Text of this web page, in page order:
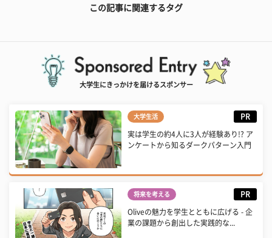
この記事に関連するタグ
大学生にきっかけを届けるスポンサー
大学生活 PR
実は学生の約4人に3人が経験あり!? ア
ンケートから知るダークパターン入門
将来を考える PR
Oliveの魅力を学生とともに広げる - 企
業の課題から創出した実践的な...